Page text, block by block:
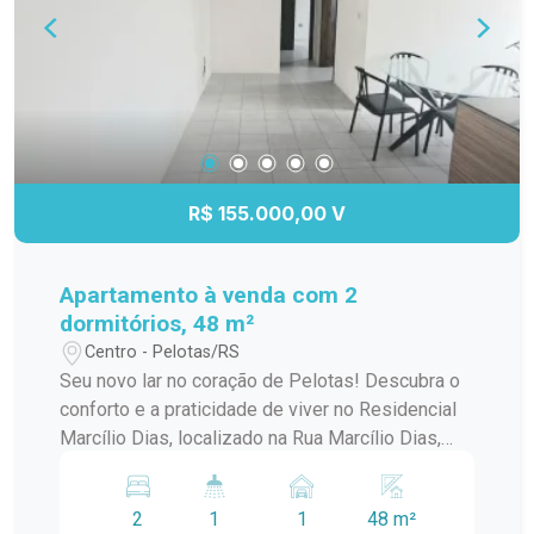
Imóvel ideal para quem deseja segurança,
praticidade e ambientes amplos para toda a
e agende sua visita.
R$ 155.000,00 V
Apartamento à venda com 2
dormitórios, 48 m²
Centro - Pelotas/RS
Seu novo lar no coração de Pelotas! Descubra o
conforto e a praticidade de viver no Residencial
Marcílio Dias, localizado na Rua Marcílio Dias,
privilegiado, a poucos minutos de tudo o que
você precisa: supermercados, escolas,
2 1 1 48 m²